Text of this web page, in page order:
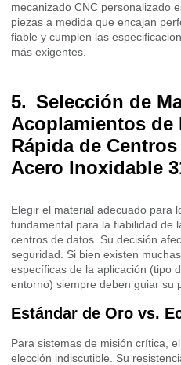
mecanizado CNC personalizado
piezas a medida que encajan
fiable y cumplen las
más exigentes.
Selección de
Acoplamientos de
Rápida de
Acero Inoxidable
Elegir el material adecuado para
fundamental para la fiabilidad de
centros de datos. Su decisión
seguridad. Si bien existen
específicas de la aplicación (tipo
entorno) siempre deben guiar su
Estándar de Oro vs.
Para sistemas de misión crítica,
elección indiscutible. Su